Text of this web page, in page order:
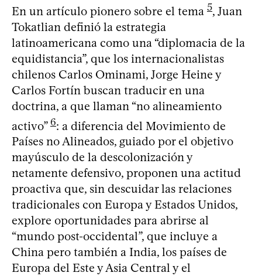
En un artículo pionero sobre el tema 5, Juan
Tokatlian definió la estrategia
latinoamericana como una “diplomacia de la
equidistancia”, que los internacionalistas
chilenos Carlos Ominami, Jorge Heine y
Carlos Fortín buscan traducir en una
doctrina, a que llaman “no alineamiento
activo” 6: a diferencia del Movimiento de
Países no Alineados, guiado por el objetivo
mayúsculo de la descolonización y
netamente defensivo, proponen una actitud
proactiva que, sin descuidar las relaciones
tradicionales con Europa y Estados Unidos,
explore oportunidades para abrirse al
“mundo post-occidental”, que incluye a
China pero también a India, los países de
Europa del Este y Asia Central y el